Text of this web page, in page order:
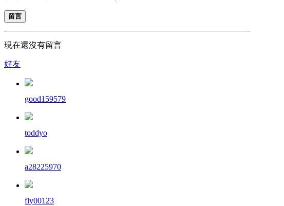
留言
現在還沒有留言
好友
good159579
toddyo
a28225970
fly00123